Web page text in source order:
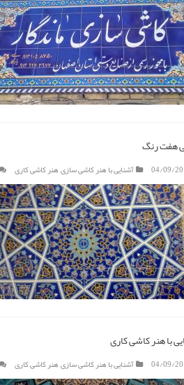
هفت رنگ
04/09/ آشنایی با هنر کاشی سازی,هنر کاشی کاری
با هنر کاشی کاری
04/09/ آشنایی با هنر کاشی سازی,هنر کاشی کاری